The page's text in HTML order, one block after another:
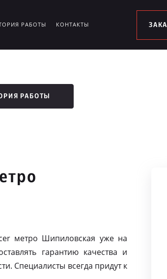
РАБОТЫ КОНТАКТЫ
РАБОТЫ
метро Шипиловская уже на
гарантию качества и
Специалисты всегда придут к